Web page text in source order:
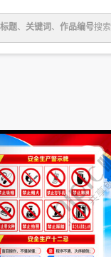
标题、 关键词 、 作品编号搜索